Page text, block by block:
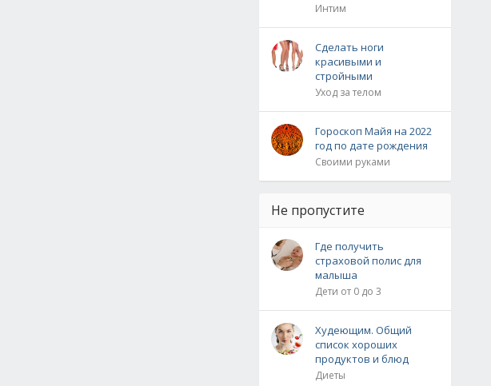
Интим
Сделать ноги
красивыми и
стройными
Уход за телом
Гороскоп Майя на 2022
год по дате рождения
Своими руками
Не пропустите
Где получить
страховой полис для
малыша
Дети от 0 до 3
Худеющим. Общий
список хороших
продуктов и блюд
Диеты